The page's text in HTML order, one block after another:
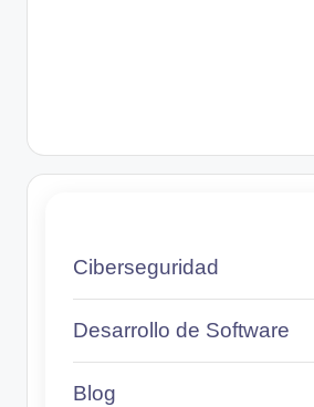
Ciberseguridad
Desarrollo de Software
Blog